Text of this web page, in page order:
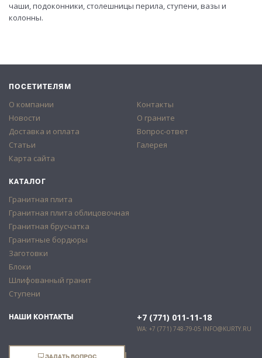
чаши, подоконники, столешницы перила, ступени, вазы и
колонны.
ПОСЕТИТЕЛЯМ
О компании
Новости
Доставка и оплата
Статьи
Карта сайта
Контакты
О граните
Вопрос-ответ
Галерея
КАТАЛОГ
Гранитная плита
Гранитная плита облицовочная
Гранитная брусчатка
Гранитные бордюры
Заготовки
Блоки
Шлифованный гранит
Ступени
НАШИ КОНТАКТЫ +7 (771) 011-11-18
WA: +7 (771) 748-79-05 INFO@KURTY.RU